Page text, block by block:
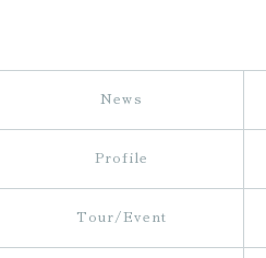
News
Profile
Tour/Event